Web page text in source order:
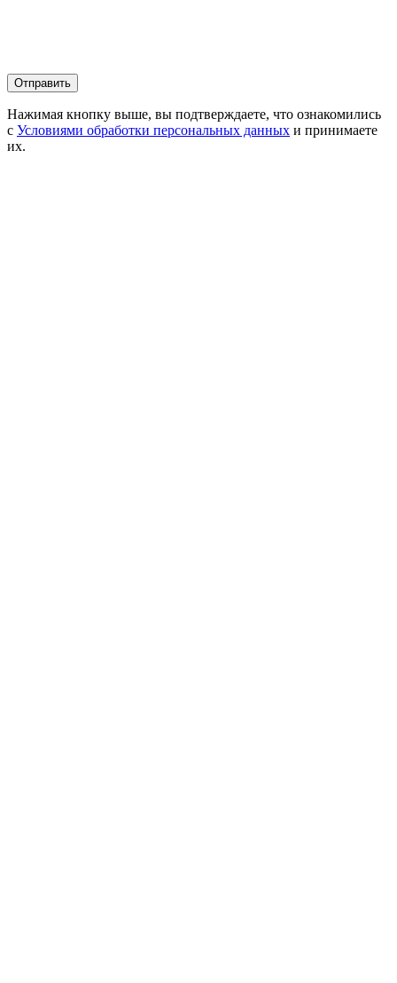
Нажимая кнопку выше, вы подтверждаете, что ознакомились
с Условиями обработки персональных данных и принимаете
их.